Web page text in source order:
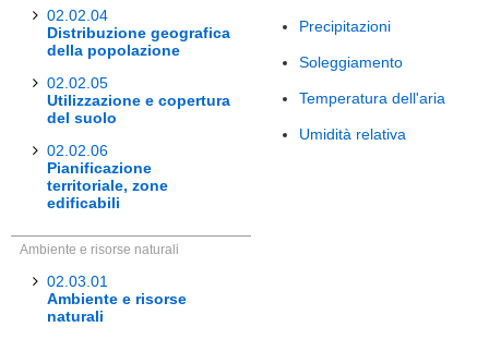
02.02.04
Distribuzione geografica
della popolazione
02.02.05
Utilizzazione e copertura
del suolo
02.02.06
Pianificazione
territoriale, zone
edificabili
Ambiente e risorse naturali
02.03.01
Ambiente e risorse
naturali
Precipitazioni
Soleggiamento
Temperatura dell'aria
Umidità relativa